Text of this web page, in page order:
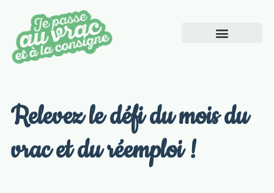
Relevez le défi du mois du
vrac et du réemploi !